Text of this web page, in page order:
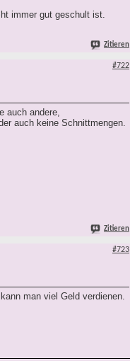
immer gut geschult ist.
Zitieren
#722
auch andere,
auch keine Schnittmengen.
Zitieren
#723
man viel Geld verdienen.